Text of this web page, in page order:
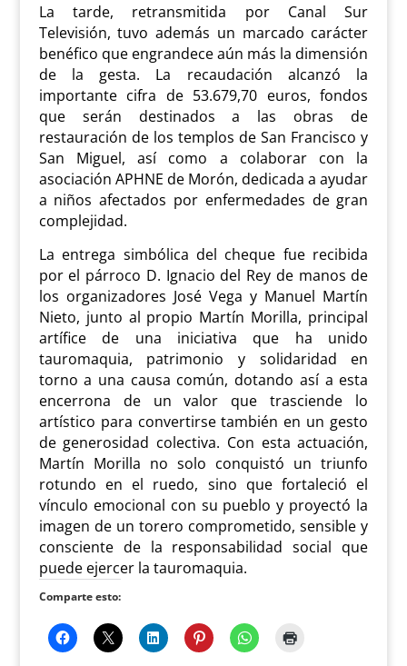
La tarde, retransmitida por Canal Sur
Televisión, tuvo además un marcado carácter
benéfico que engrandece aún más la dimensión
de la gesta. La recaudación alcanzó la
importante cifra de 53.679,70 euros, fondos
que serán destinados a las obras de
restauración de los templos de San Francisco y
San Miguel, así como a colaborar con la
asociación APHNE de Morón, dedicada a ayudar
a niños afectados por enfermedades de gran
complejidad.
La entrega simbólica del cheque fue recibida
por el párroco D. Ignacio del Rey de manos de
los organizadores José Vega y Manuel Martín
Nieto, junto al propio Martín Morilla, principal
artífice de una iniciativa que ha unido
tauromaquia, patrimonio y solidaridad en
torno a una causa común, dotando así a esta
encerrona de un valor que trasciende lo
artístico para convertirse también en un gesto
de generosidad colectiva. Con esta actuación,
Martín Morilla no solo conquistó un triunfo
rotundo en el ruedo, sino que fortaleció el
vínculo emocional con su pueblo y proyectó la
imagen de un torero comprometido, sensible y
consciente de la responsabilidad social que
puede ejercer la tauromaquia.
Comparte esto: